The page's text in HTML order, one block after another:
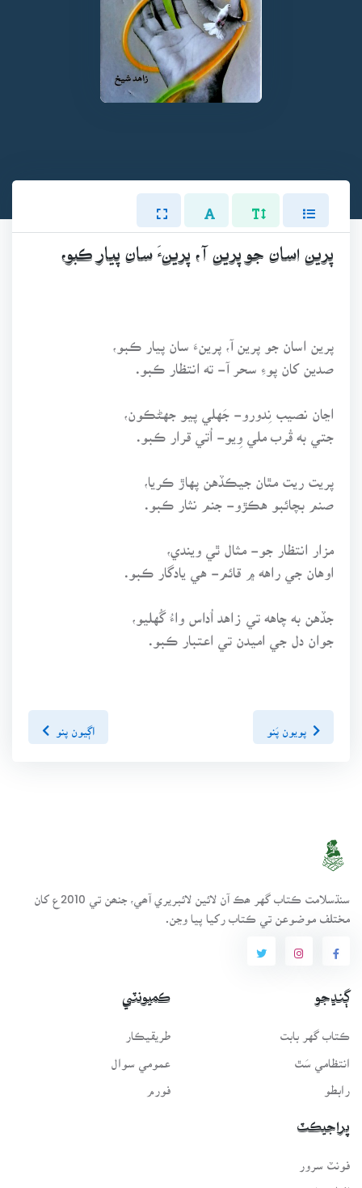
پرين اسان جو پرين آ، پرينءَ سان پيار ڪبو،
پرين اسان جو پرين آ، پرينءَ سان پيار ڪبو،
صدين کان پوءِ سحر آ- ته انتظار ڪبو.
اڃان نصيب نِدورو- جَهلي پيو جهڻڪون،
جتي به قُرب ملي وِيو- اُتي قرار ڪبو.
پريت ريت مٿان جيڪڏهن پهاڙ ڪريا،
صنم بچائبو هڪڙو- جنم نثار ڪبو.
مزار انتظار جو- مثال ٿي ويندي،
اوهان جي راهه ۾ قائم- هي يادگار ڪبو.
جڏهن به چاهه تي زاهد اُداس واءُ گُهليو،
جوان دل جي اميدن تي اعتبار ڪبو.
پويون پَنو اڳيون پنو
سنڌسلامت ڪتاب گهر ھڪ آن لائين لائبريري آھي، جنھن تي 2010ع کان
مختلف موضوعن تي ڪتاب رکيا پيا وڃن.
ڳنڍجو
ڪتاب گهر بابت
انتظامي سَٿ
رابطو
ڪميونٽي
طريقيڪار
عمومي سوال
فورم
پراجيڪٽ